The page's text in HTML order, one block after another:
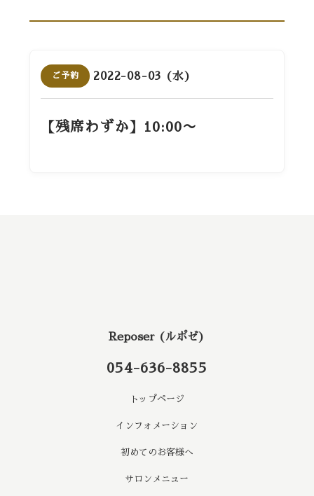
ご予約 2022-08-03 (水)
【残席わずか】10:00〜
Reposer (ルポゼ)
054-636-8855
トップページ
インフォメーション
初めてのお客様へ
サロンメニュー